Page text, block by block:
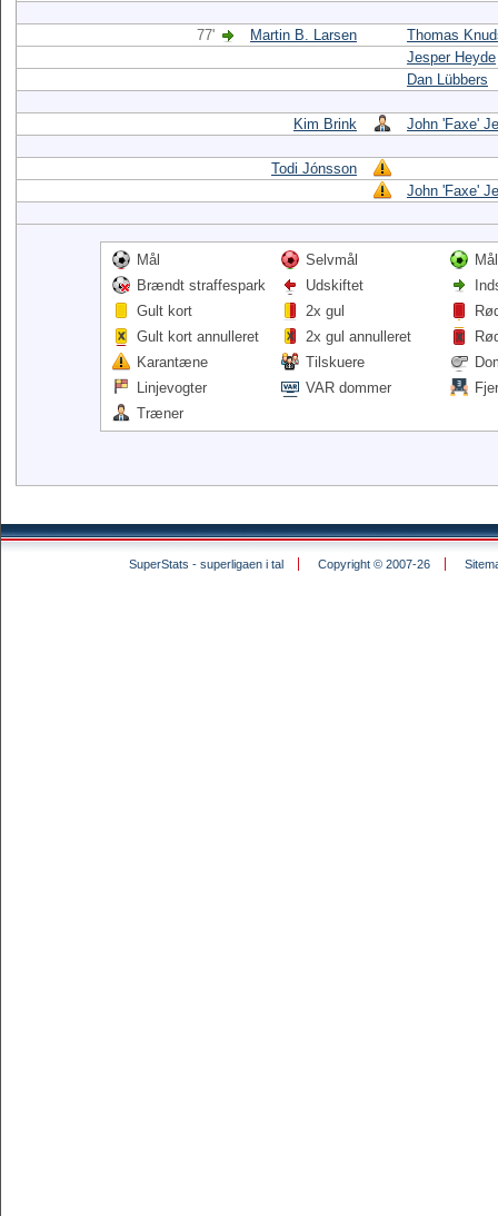
77' Martin B. Larsen
Thomas
Jesper Heyde
Dan Lübbers
Kim Brink John 'Faxe'
Todi Jónsson
John 'Faxe'
Mål Selvmål
Brændt straffespark
Udskiftet
Gult kort
2x gul
Gult kort annulleret
2x gul annulleret
Karantæne
Tilskuere
Linjevogter
VAR dommer
Træner
SuperStats - superligaen i tal Copyright © 2007-26